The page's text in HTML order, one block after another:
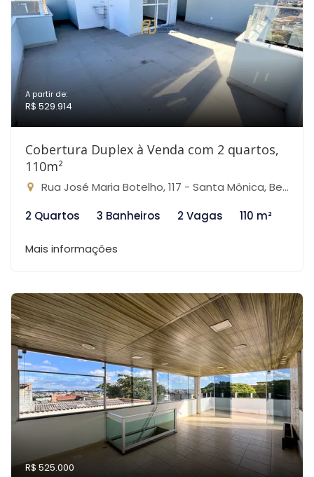
A partir de:
R$ 529.914
Cobertura Duplex à Venda com 2 quartos,
110m²
Rua José Maria Botelho, 117 - Santa Mônica, Belo Horizonte-MG
2 Quartos
3 Banheiros 2 Vagas 110 m²
Mais informações
R$ 525.000